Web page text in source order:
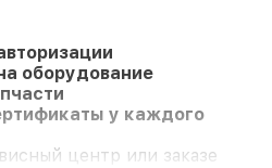
оборудование
у каждого
центр или заказе